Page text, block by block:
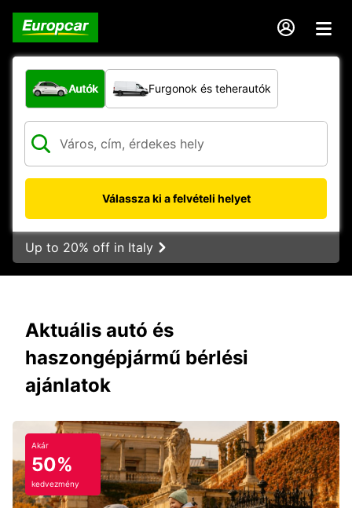
Milyen típusú jármű?
Autók Furgonok és teherautók
Válassza ki a felvételi helyet
Up to 20% off in Italy
Aktuális autó és
haszongépjármű bérlési
ajánlatok
Akár
50%
kedvezmény